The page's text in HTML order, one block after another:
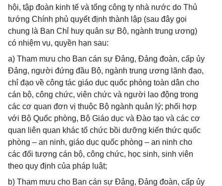
hội, tập đoàn kinh tế và tổng công ty nhà nước do Thủ
tướng Chính phủ quyết định thành lập (sau đây gọi
chung là Ban Chỉ huy quân sự Bộ, ngành trung ương)
có nhiệm vụ, quyền hạn sau:
a) Tham mưu cho Ban cán sự Đảng, Đảng đoàn, cấp ủy
Đảng, người đứng đầu Bộ, ngành trung ương lãnh đạo,
chỉ đạo về công tác giáo dục quốc phòng toàn dân cho
cán bộ, công chức, viên chức và người lao động trong
các cơ quan đơn vị thuộc Bộ ngành quản lý; phối hợp
với Bộ Quốc phòng, Bộ Giáo dục và Đào tạo và các cơ
quan liên quan khác tổ chức bồi dưỡng kiến thức quốc
phòng – an ninh, giáo dục quốc phòng – an ninh cho
các đối tượng cán bộ, công chức, học sinh, sinh viên
theo quy định của pháp luật;
b) Tham mưu cho Ban cán sự Đảng, Đảng đoàn, cấp ủy